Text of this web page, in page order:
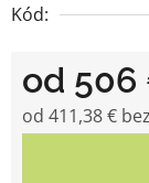
Kód:
od 506
od 411,38 €